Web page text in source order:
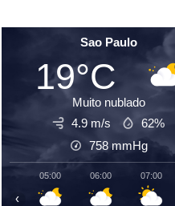
Sao Paulo
19°C
Muito nublado
4.9 m/s
62%
758 mmHg
05:00 06:00 07:00
‹